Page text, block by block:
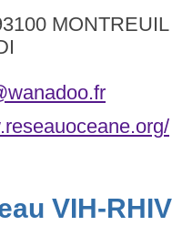
MONTREUIL
VIH-RHIV